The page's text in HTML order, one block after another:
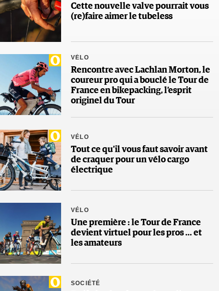
Cette nouvelle valve pourrait vous
(re)faire aimer le tubeless
VÉLO
Rencontre avec Lachlan Morton, le
coureur pro qui a bouclé le Tour de
France en bikepacking, l’esprit
originel du Tour
VÉLO
Tout ce qu’il vous faut savoir avant
de craquer pour un vélo cargo
électrique
VÉLO
Une première : le Tour de France
devient virtuel pour les pros … et
les amateurs
SOCIÉTÉ